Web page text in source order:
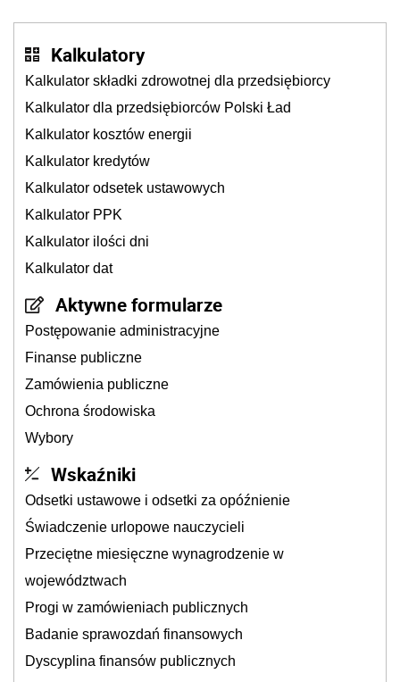
Kalkulatory
Kalkulator składki zdrowotnej dla przedsiębiorcy
Kalkulator dla przedsiębiorców Polski Ład
Kalkulator kosztów energii
Kalkulator kredytów
Kalkulator odsetek ustawowych
Kalkulator PPK
Kalkulator ilości dni
Kalkulator dat
Aktywne formularze
Postępowanie administracyjne
Finanse publiczne
Zamówienia publiczne
Ochrona środowiska
Wybory
Wskaźniki
Odsetki ustawowe i odsetki za opóźnienie
Świadczenie urlopowe nauczycieli
Przeciętne miesięczne wynagrodzenie w
województwach
Progi w zamówieniach publicznych
Badanie sprawozdań finansowych
Dyscyplina finansów publicznych